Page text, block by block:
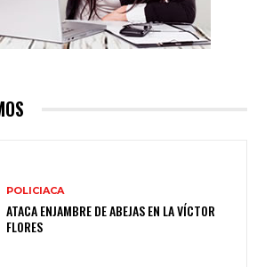
POLICIACA
ATACA ENJAMBRE DE ABEJAS EN LA VÍCTOR
FLORES